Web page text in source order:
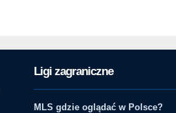
Ligi zagraniczne
MLS gdzie oglądać w Polsce?